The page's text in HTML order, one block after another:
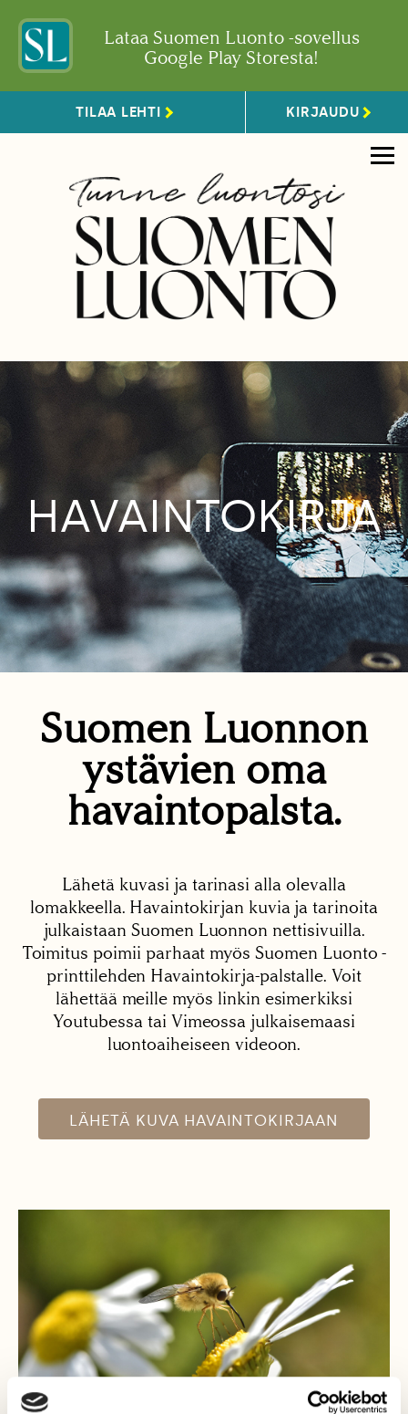
Lataa Suomen Luonto -sovellus
Google Play Storesta!
TILAA LEHTI KIRJAUDU
HAVAINTOKIRJA
Suomen Luonnon
ystävien oma
havaintopalsta.
Lähetä kuvasi ja tarinasi alla olevalla
lomakkeella. Havaintokirjan kuvia ja tarinoita
julkaistaan Suomen Luonnon nettisivuilla.
Toimitus poimii parhaat myös Suomen Luonto -
printtilehden Havaintokirja-palstalle. Voit
lähettää meille myös linkin esimerkiksi
Youtubessa tai Vimeossa julkaisemaasi
luontoaiheiseen videoon.
LÄHETÄ KUVA HAVAINTOKIRJAAN